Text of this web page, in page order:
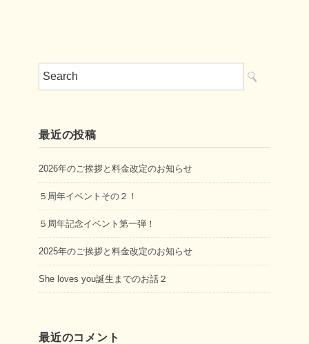
最近の投稿
2026年のご挨拶と料金改定のお知らせ
５周年イベントその２！
５周年記念イベント第一弾！
2025年のご挨拶と料金改定のお知らせ
She loves you誕生までのお話２
最近のコメント